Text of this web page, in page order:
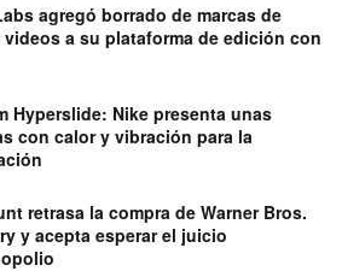
agregó borrado de marcas de
videos a su plataforma de edición con
Hyperslide: Nike presenta unas
con calor y vibración para la
retrasa la compra de Warner Bros.
y acepta esperar el juicio